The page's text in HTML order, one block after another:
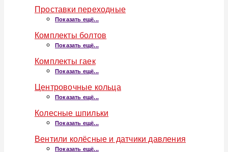
Проставки переходные
Показать ещё...
Комплекты болтов
Показать ещё...
Комплекты гаек
Показать ещё...
Центровочные кольца
Показать ещё...
Колесные шпильки
Показать ещё...
Вентили колёсные и датчики давления
Показать ещё...